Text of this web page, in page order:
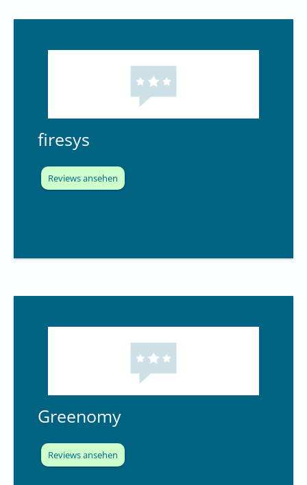
firesys
Reviews ansehen
Greenomy
Reviews ansehen